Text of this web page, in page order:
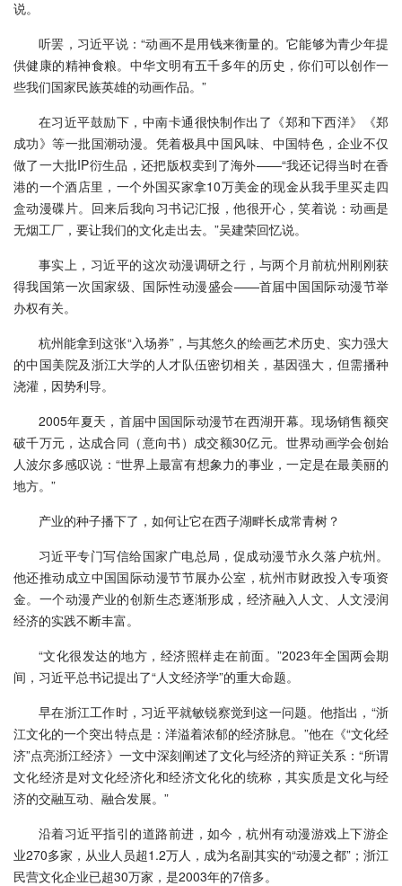
说。
听罢，习近平说：“动画不是用钱来衡量的。它能够为青少年提
供健康的精神食粮。中华文明有五千多年的历史，你们可以创作一
些我们国家民族英雄的动画作品。”
在习近平鼓励下，中南卡通很快制作出了《郑和下西洋》《郑
成功》等一批国潮动漫。凭着极具中国风味、中国特色，企业不仅
做了一大批IP衍生品，还把版权卖到了海外——“我还记得当时在香
港的一个酒店里，一个外国买家拿10万美金的现金从我手里买走四
盒动漫碟片。回来后我向习书记汇报，他很开心，笑着说：动画是
无烟工厂，要让我们的文化走出去。”吴建荣回忆说。
事实上，习近平的这次动漫调研之行，与两个月前杭州刚刚获
得我国第一次国家级、国际性动漫盛会——首届中国国际动漫节举
办权有关。
杭州能拿到这张“入场券”，与其悠久的绘画艺术历史、实力强大
的中国美院及浙江大学的人才队伍密切相关，基因强大，但需播种
浇灌，因势利导。
2005年夏天，首届中国国际动漫节在西湖开幕。现场销售额突
破千万元，达成合同（意向书）成交额30亿元。世界动画学会创始
人波尔多感叹说：“世界上最富有想象力的事业，一定是在最美丽的
地方。”
产业的种子播下了，如何让它在西子湖畔长成常青树？
习近平专门写信给国家广电总局，促成动漫节永久落户杭州。
他还推动成立中国国际动漫节节展办公室，杭州市财政投入专项资
金。一个动漫产业的创新生态逐渐形成，经济融入人文、人文浸润
经济的实践不断丰富。
“文化很发达的地方，经济照样走在前面。”2023年全国两会期
间，习近平总书记提出了“人文经济学”的重大命题。
早在浙江工作时，习近平就敏锐察觉到这一问题。他指出，“浙
江文化的一个突出特点是：洋溢着浓郁的经济脉息。”他在《“文化经
济”点亮浙江经济》一文中深刻阐述了文化与经济的辩证关系：“所谓
文化经济是对文化经济化和经济文化化的统称，其实质是文化与经
济的交融互动、融合发展。”
沿着习近平指引的道路前进，如今，杭州有动漫游戏上下游企
业270多家，从业人员超1.2万人，成为名副其实的“动漫之都”；浙江
民营文化企业已超30万家，是2003年的7倍多。